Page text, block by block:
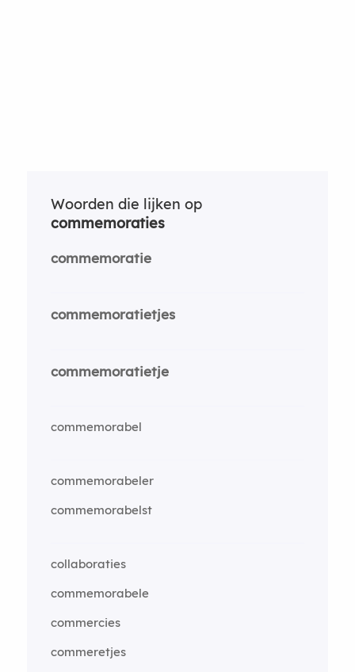
Woorden die lijken op
commemoraties
commemoratie
commemoratietjes
commemoratietje
commemorabel
commemorabeler
commemorabelst
collaboraties
commemorabele
commercies
commeretjes